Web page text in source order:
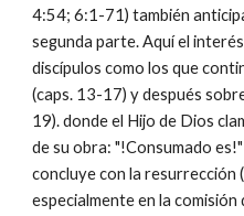
4:54; 6:1-71) también
segunda parte. Aquí el
discípulos como los que
(caps. 13-17) y después
19). donde el Hijo de Dios
de su obra: "!Consumado
concluye con la resurrección
especialmente en la